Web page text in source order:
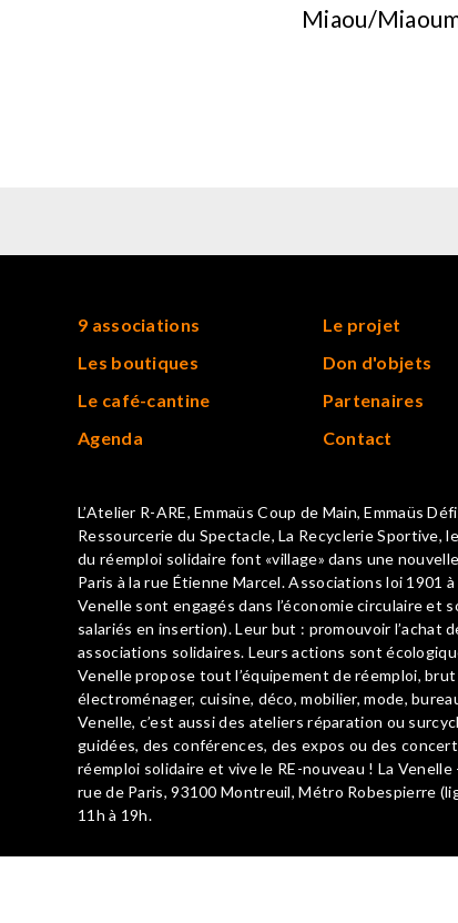
Miaou/
9 associations
Les boutiques
Le café-cantine
Agenda
Le projet
Don d'objets
Partenaires
Contact
L’Atelier R-ARE, Emmaüs Coup de Main, Emmaüs
Ressourcerie du Spectacle, La Recyclerie Sportive,
du réemploi solidaire font «village» dans une
Paris à la rue Étienne Marcel. Associations loi 1901
Venelle sont engagés dans l’économie circulaire et
salariés en insertion). Leur but : promouvoir l’achat
associations solidaires. Leurs actions sont
Venelle propose tout l’équipement de réemploi,
électroménager, cuisine, déco, mobilier, mode,
Venelle, c’est aussi des ateliers réparation ou
guidées, des conférences, des expos ou des
réemploi solidaire et vive le RE-nouveau ! La
rue de Paris, 93100 Montreuil, Métro Robespierre
11h à 19h.